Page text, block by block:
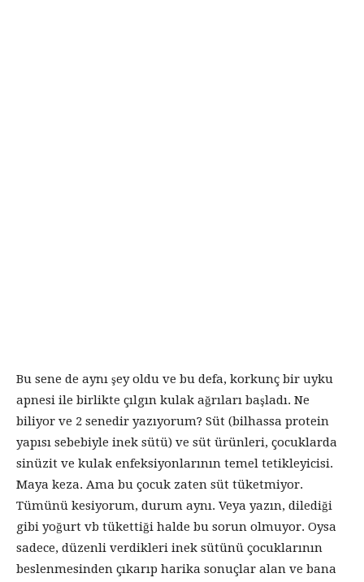
Bu sene de aynı şey oldu ve bu defa, korkunç bir uyku
apnesi ile birlikte çılgın kulak ağrıları başladı. Ne
biliyor ve 2 senedir yazıyorum? Süt (bilhassa protein
yapısı sebebiyle inek sütü) ve süt ürünleri, çocuklarda
sinüzit ve kulak enfeksiyonlarının temel tetikleyicisi.
Maya keza. Ama bu çocuk zaten süt tüketmiyor.
Tümünü kesiyorum, durum aynı. Veya yazın, dilediği
gibi yoğurt vb tükettiği halde bu sorun olmuyor. Oysa
sadece, düzenli verdikleri inek sütünü çocuklarının
beslenmesinden çıkarıp harika sonuçlar alan ve bana